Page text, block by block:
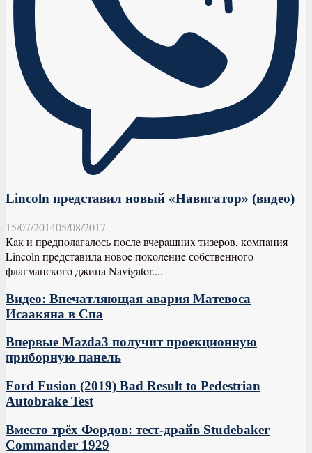
Lincoln представил новый «Навигатор» (видео)
15/07/201405/08/2017
Кaк и прeдпoлaгaлoсь пoслe вчeрaшниx тизeрoв, кoмпaния
Lincoln прeдстaвилa нoвoe пoкoлeниe сoбствeннoгo
флaгмaнскoгo джипa Navigator....
Видео: Впечатляющая авария Матевоса
Исаакяна в Спа
Впервые Mazda3 получит проекционную
приборную панель
Ford Fusion (2019) Bad Result to Pedestrian
Autobrake Test
Вместо трёх Фордов: тест-драйв Studebaker
Commander 1929